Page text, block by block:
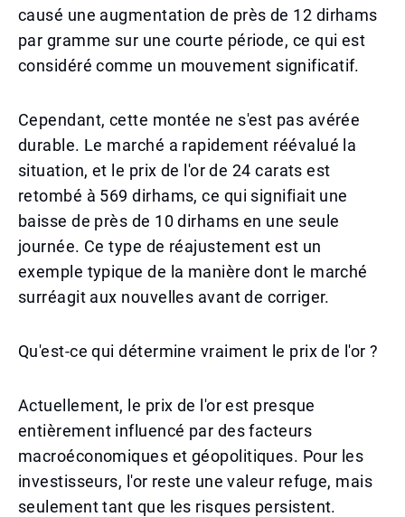
causé une augmentation de près de 12 dirhams
par gramme sur une courte période, ce qui est
considéré comme un mouvement significatif.
Cependant, cette montée ne s'est pas avérée
durable. Le marché a rapidement réévalué la
situation, et le prix de l'or de 24 carats est
retombé à 569 dirhams, ce qui signifiait une
baisse de près de 10 dirhams en une seule
journée. Ce type de réajustement est un
exemple typique de la manière dont le marché
surréagit aux nouvelles avant de corriger.
Qu'est-ce qui détermine vraiment le prix de l'or ?
Actuellement, le prix de l'or est presque
entièrement influencé par des facteurs
macroéconomiques et géopolitiques. Pour les
investisseurs, l'or reste une valeur refuge, mais
seulement tant que les risques persistent.